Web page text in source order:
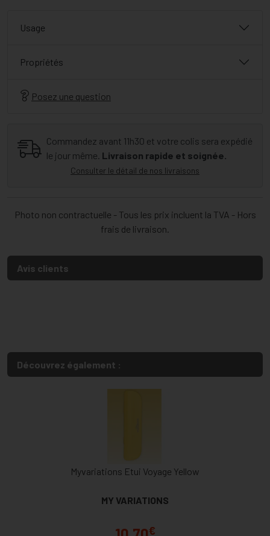
Usage
Propriétés
Posez une question
Commandez avant 11h30 et votre colis sera expédié
le jour même. Livraison rapide et soignée.
Consulter le détail de nos livraisons
Photo non contractuelle - Tous les prix incluent la TVA - Hors
frais de livraison.
Avis clients
Découvrez également :
Myvariations Etui Voyage Yellow
MY VARIATIONS
€